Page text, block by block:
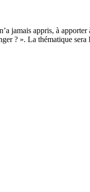
jamais appris, à
? ». La thématique